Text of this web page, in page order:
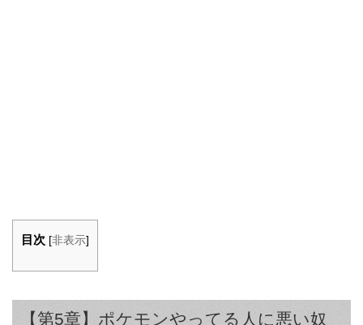
目次 [非表示]
【第5章】ポケモンやってる人に悪い奴